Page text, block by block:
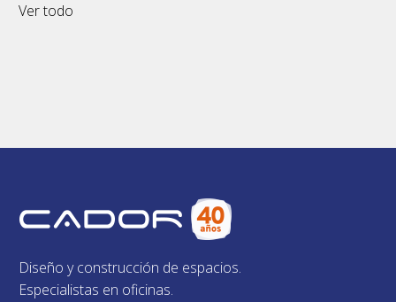
Ver todo
Diseño y construcción de espacios.
Especialistas en oficinas.